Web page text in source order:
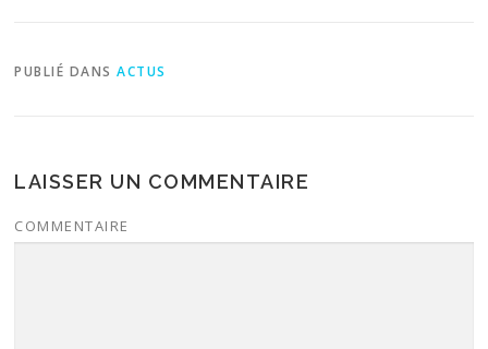
PUBLIÉ DANSACTUS
LAISSER UN COMMENTAIRE
COMMENTAIRE